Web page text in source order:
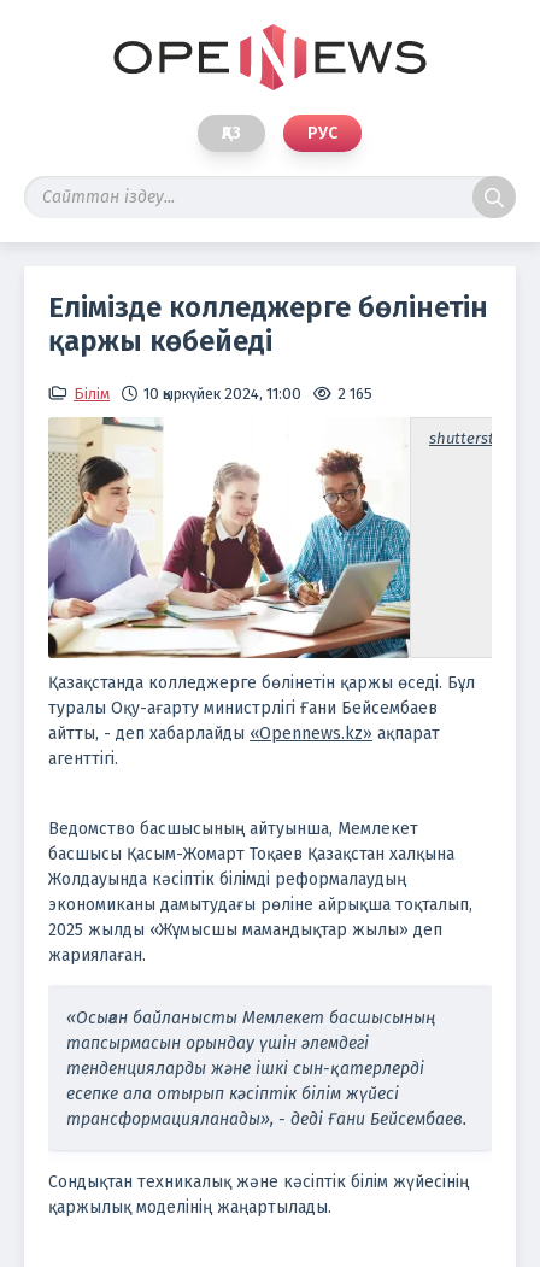
ҚАЗ РУС
Елімізде колледжерге бөлінетін
қаржы көбейеді
Білім 10 қыркүйек 2024, 11:00 2 165
Қазақстанда колледжерге бөлінетін қаржы өседі. Бұл
туралы Оқу-ағарту министрлігі Ғани Бейсембаев
айтты, - деп хабарлайды «Opennews.kz» ақпарат
агенттігі.
Ведомство басшысының айтуынша, Мемлекет
басшысы Қасым-Жомарт Тоқаев Қазақстан халқына
Жолдауында кәсіптік білімді реформалаудың
экономиканы дамытудағы рөліне айрықша тоқталып,
2025 жылды «Жұмысшы мамандықтар жылы» деп
жариялаған.
«Осыған байланысты Мемлекет басшысының
тапсырмасын орындау үшін әлемдегі
тенденцияларды және ішкі сын-қатерлерді
есепке ала отырып кәсіптік білім жүйесі
трансформацияланады», - деді Ғани Бейсембаев.
Сондықтан техникалық және кәсіптік білім жүйесінің
қаржылық моделінің жаңартылады.